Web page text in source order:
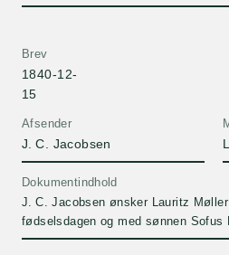
modtager brevet.
Afsender
J. C. Jacobsen
Brev
1840-12-
15
Dokumentindhold
J. C. Jacobsen ønsker Lauritz
fødselsdagen og med sønnen Sofus